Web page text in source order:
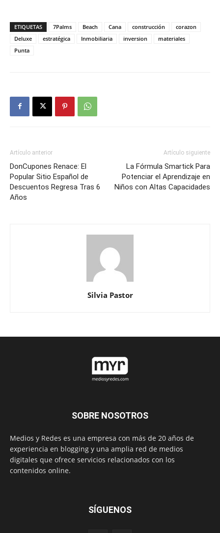
ETIQUETAS 7Palms Beach Cana construcción
corazon
Deluxe
estratégica Inmobiliaria inversion
materiales
Punta
Artículo anterior
DonCupones Renace: El
Popular Sitio Español de
Descuentos Regresa Tras 6
Años
Artículo siguiente
La Fórmula Smartick Para
Potenciar el Aprendizaje en
Niños con Altas Capacidades
Silvia Pastor
SOBRE NOSOTROS
Medios y Redes es una empresa con más de 20 años de
experiencia en blogging y una amplia red de medios
digitales que ofrece servicios relacionados con los
contenidos online.
SÍGUENOS